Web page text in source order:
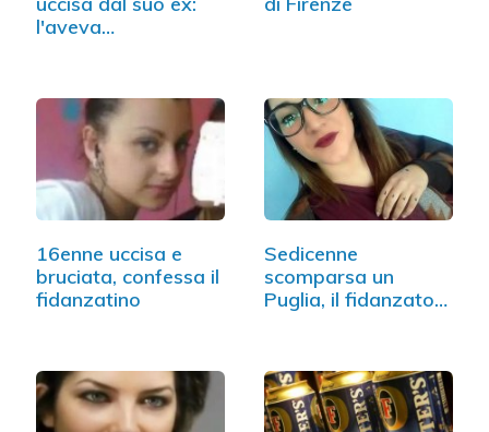
l'aveva…
16enne uccisa e
bruciata, confessa il
fidanzatino
Sedicenne
scomparsa un
Puglia, il fidanzato